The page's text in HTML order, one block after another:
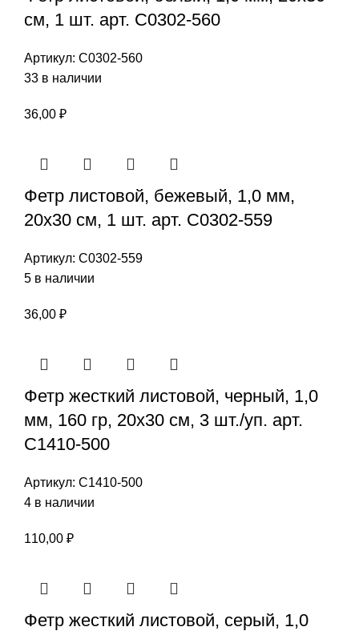
см, 1 шт. арт. С0302-560
Артикул: С0302-560
33 в наличии
36,00 ₽
Фетр листовой, бежевый, 1,0 мм,
20х30 см, 1 шт. арт. С0302-559
Артикул: С0302-559
5 в наличии
36,00 ₽
Фетр жесткий листовой, черный, 1,0
мм, 160 гр, 20х30 см, 3 шт./уп. арт.
С1410-500
Артикул: С1410-500
4 в наличии
110,00 ₽
Фетр жесткий листовой, серый, 1,0